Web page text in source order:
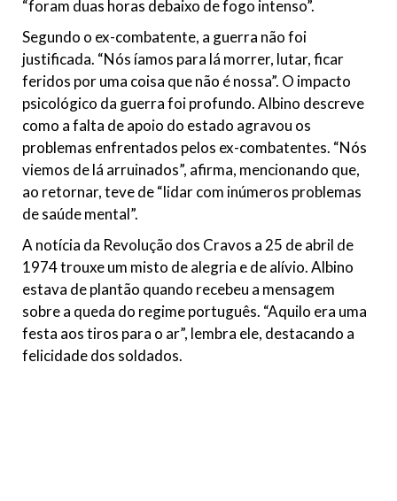
“foram duas horas debaixo de fogo intenso”.
Segundo o ex-combatente, a guerra não foi
justificada. “Nós íamos para lá morrer, lutar, ficar
feridos por uma coisa que não é nossa”. O impacto
psicológico da guerra foi profundo. Albino descreve
como a falta de apoio do estado agravou os
problemas enfrentados pelos ex-combatentes. “Nós
viemos de lá arruinados”, afirma, mencionando que,
ao retornar, teve de “lidar com inúmeros problemas
de saúde mental”.
A notícia da Revolução dos Cravos a 25 de abril de
1974 trouxe um misto de alegria e de alívio. Albino
estava de plantão quando recebeu a mensagem
sobre a queda do regime português. “Aquilo era uma
festa aos tiros para o ar”, lembra ele, destacando a
felicidade dos soldados.